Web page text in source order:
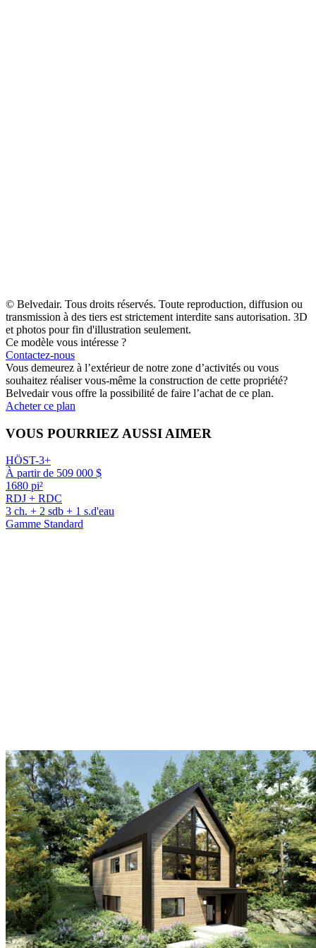
© Belvedair. Tous droits réservés. Toute reproduction, diffusion ou
transmission à des tiers est strictement interdite sans autorisation. 3D
et photos pour fin d'illustration seulement.
Ce modèle vous intéresse ?
Contactez-nous
Vous demeurez à l’extérieur de notre zone d’activités ou vous
souhaitez réaliser vous-même la construction de cette propriété?
Belvedair vous offre la possibilité de faire l’achat de ce plan.
Acheter ce plan
VOUS POURRIEZ AUSSI AIMER
HÖST-3+
À partir de 509 000 $
1680 pi²
RDJ + RDC
3 ch. + 2 sdb + 1 s.d'eau
Gamme Standard